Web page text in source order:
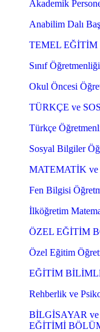
Akademik
Anabilim Dalı
TEMEL
Sınıf
Okul Öncesi
TÜRKÇE ve
Türkçe
Sosyal Bilgiler
MATEMATİK
Fen Bilgisi
İlköğretim
ÖZEL EĞİTİM
Özel Eğitim
EĞİTİM
Rehberlik ve
BİLGİSAYAR
EĞİTİMİ